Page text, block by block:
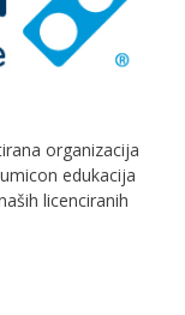
organizacija
edukacija
licenciranih